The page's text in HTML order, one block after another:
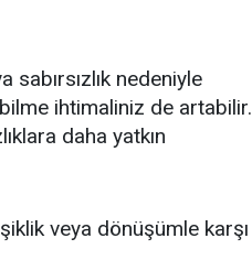
sabırsızlık nedeniyle
ihtimaliniz de artabilir.
daha yatkın
veya dönüşümle karşı